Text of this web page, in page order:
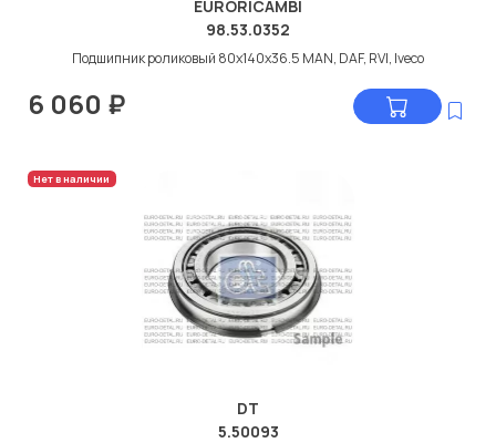
EURORICAMBI
98.53.0352
Подшипник роликовый 80x140x36.5 MAN, DAF, RVI, Iveco
6 060 ₽
Нет в наличии
DT
5.50093